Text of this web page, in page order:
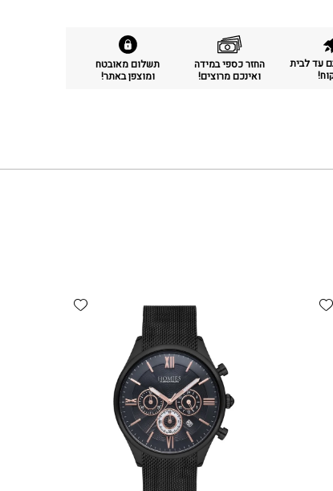
עד לבית
החזר כספי במידה
ואינכם מרוצים!
תשלום מאובטח
ומוצפן באתר!
Add wishlist
Add wishlist